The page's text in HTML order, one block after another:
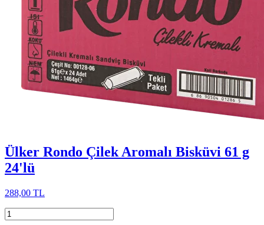
Ülker Rondo Çilek Aromalı Bisküvi 61 g
24'lü
288,00 TL